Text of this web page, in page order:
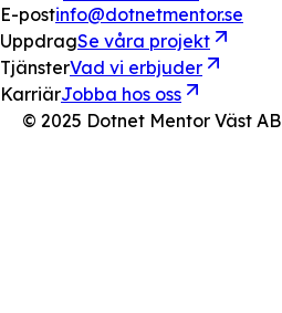
E-postinfo@dotnetmentor.se
UppdragSe våra projekt
TjänsterVad vi erbjuder
KarriärJobba hos oss
© 2025 Dotnet Mentor Väst AB